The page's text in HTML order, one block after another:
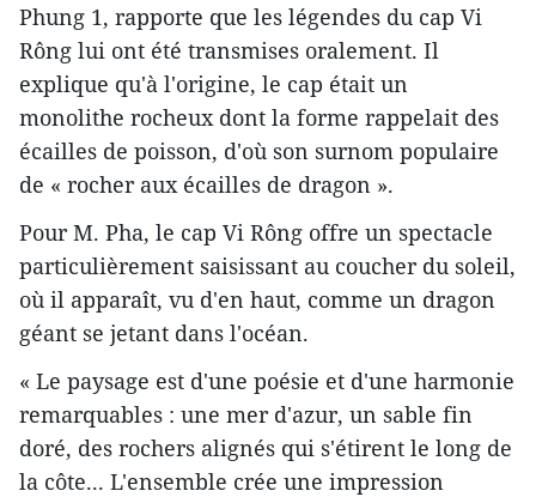
Phung 1, rapporte que les légendes du cap Vi
Rông lui ont été transmises oralement. Il
explique qu'à l'origine, le cap était un
monolithe rocheux dont la forme rappelait des
écailles de poisson, d'où son surnom populaire
de « rocher aux écailles de dragon ».
Pour M. Pha, le cap Vi Rông offre un spectacle
particulièrement saisissant au coucher du soleil,
où il apparaît, vu d'en haut, comme un dragon
géant se jetant dans l'océan.
« Le paysage est d'une poésie et d'une harmonie
remarquables : une mer d'azur, un sable fin
doré, des rochers alignés qui s'étirent le long de
la côte... L'ensemble crée une impression